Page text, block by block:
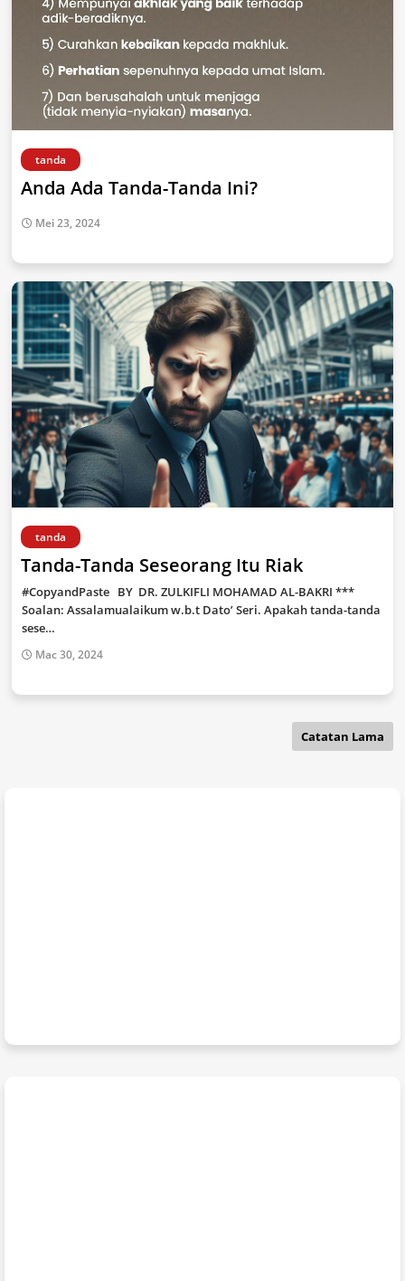
tanda
Anda Ada Tanda-Tanda Ini?
Mei 23, 2024
tanda
Tanda-Tanda Seseorang Itu Riak
#CopyandPaste BY DR. ZULKIFLI MOHAMAD AL-BAKRI ***
Soalan: Assalamualaikum w.b.t Dato’ Seri. Apakah tanda-tanda
sese…
Mac 30, 2024
Catatan Lama